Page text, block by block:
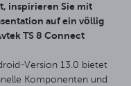
inspirieren Sie mit
auf ein völlig
TS 8 Connect
Version 13.0 bietet
Komponenten und